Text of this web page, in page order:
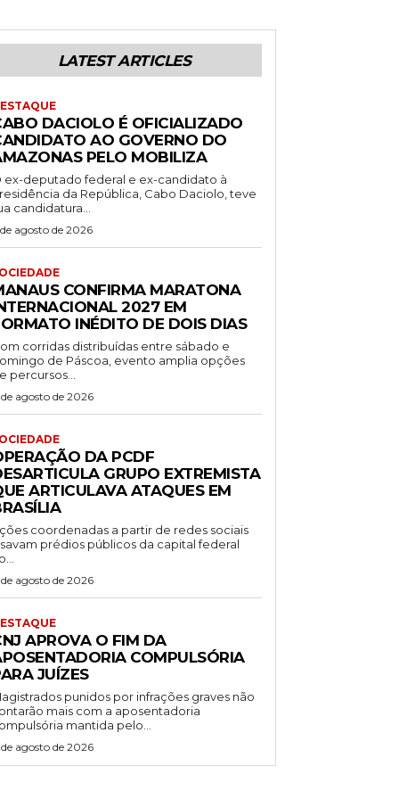
LATEST ARTICLES
DACIOLO É OFICIALIZADO
AO GOVERNO DO
PELO MOBILIZA
ex-deputado federal e ex-candidato à
da República, Cabo Daciolo, teve
candidatura...
agosto de 2026
CONFIRMA MARATONA
2027 EM
INÉDITO DE DOIS DIAS
corridas distribuídas entre sábado e
de Páscoa, evento amplia opções
percursos...
agosto de 2026
DA PCDF
GRUPO EXTREMISTA
ARTICULAVA ATAQUES EM
coordenadas a partir de redes sociais
prédios públicos da capital federal
agosto de 2026
APROVA O FIM DA
COMPULSÓRIA
JUÍZES
punidos por infrações graves não
mais com a aposentadoria
mantida pelo...
agosto de 2026